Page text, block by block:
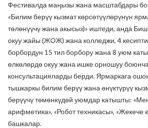
Фестивалда маңызы жана масштабдары
«Билим берүү кызмат көрсөтүүлөрүнүн
төлөнүүчү жана акысыз)» иштеди, анда
окуу жайы (ЖОЖ) жана колледжи, 4
борбордун 15 тил борбору жана 8 уюм
өлкөлөрдө окуу жана ишке орношуу боюнча
консультацияларды берди. Ярмаркага
тышкаркы билим берүү жана өнүктүрүү
берүүчү төмөнкүдөй уюмдар катышты:
арифметика», «Робот техникасы», «Жекече
башкалар.